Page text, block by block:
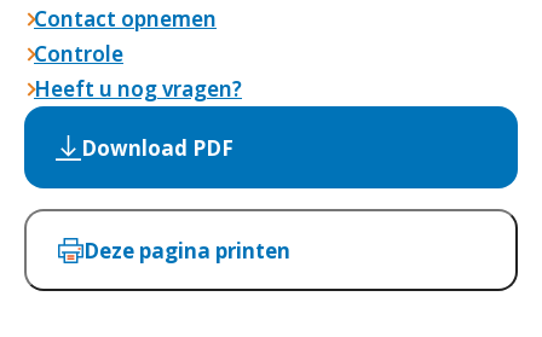
Contact opnemen
Controle
Heeft u nog vragen?
Download PDF
Deze pagina printen